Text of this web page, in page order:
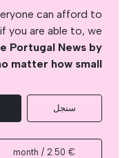
can afford to
you are able to, we
Portugal News by
matter how small
سنجل
€ 2.50 / month